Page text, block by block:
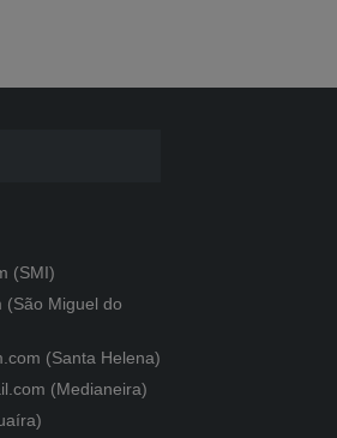
(SMI)
(São Miguel do
(Santa Helena)
(Medianeira)